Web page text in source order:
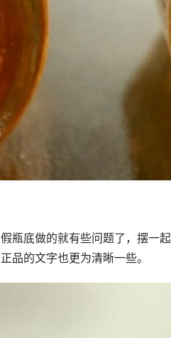
瓶底做的就有些问题了，摆一
品的文字也更为清晰一些。